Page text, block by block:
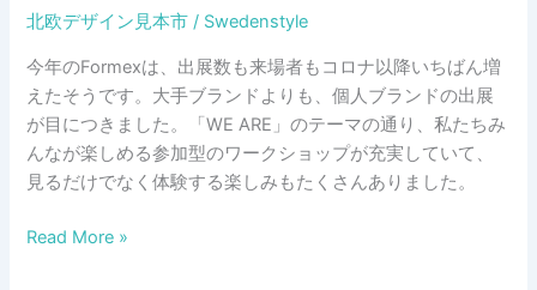
ェ
デ
ン」
100
北欧デザイン見本市 / Swedenstyle
今年のFormexは、出展数も来場者もコロナ以降いちばん増
えたそうです。大手ブランドよりも、個人ブランドの出展
が目につきました。「WE ARE」のテーマの通り、私たちみ
んなが楽しめる参加型のワークショップが充実していて、
見るだけでなく体験する楽しみもたくさんありました。
北
Read More »